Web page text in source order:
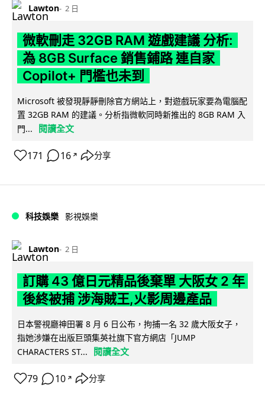
Lawton 2 日
微軟刪走 32GB RAM 遊戲建議 分析:
為 8GB Surface 銷售鋪路 連自家
Copilot+ 門檻也未到
Microsoft 被發現靜靜刪除官方網站上，對遊戲玩家要為電腦配
置 32GB RAM 的建議。分析指微軟同時新推出的 8GB RAM 入
門...
閱讀全文
171 16 ↗ 分享
科技娛樂 影視娛樂
Lawton 2 日
訂購 43 億日元精品後棄單 大阪女 2 年
後終被捕 涉海賊王,火影周邊產品
日本警視廳神田署 8 月 6 日公布，拘捕一名 32 歲大阪女子，
指她涉嫌在出版巨頭集英社旗下官方網店「JUMP
CHARACTERS ST...
閱讀全文
79 10 ↗ 分享